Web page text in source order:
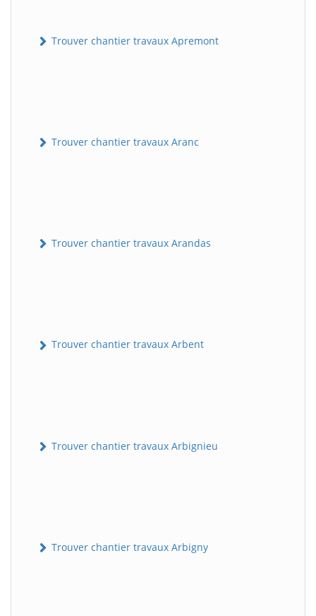
Trouver chantier travaux Apremont
Trouver chantier travaux Aranc
Trouver chantier travaux Arandas
Trouver chantier travaux Arbent
Trouver chantier travaux Arbignieu
Trouver chantier travaux Arbigny